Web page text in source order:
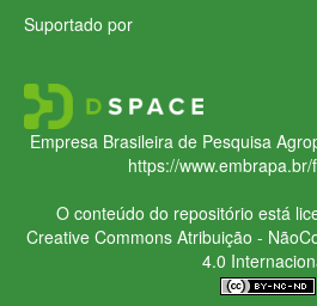
Suportado por
Empresa Brasileira de Pesquisa
https://
O conteúdo do repositório está
Creative CommonsAtribuição -
4.0